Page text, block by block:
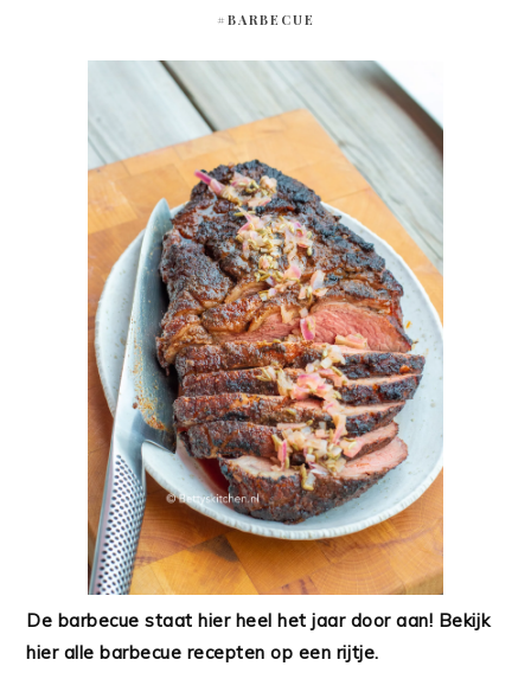
#BARBECUE
De barbecue staat hier heel het jaar door aan! Bekijk
hier alle barbecue recepten op een rijtje.